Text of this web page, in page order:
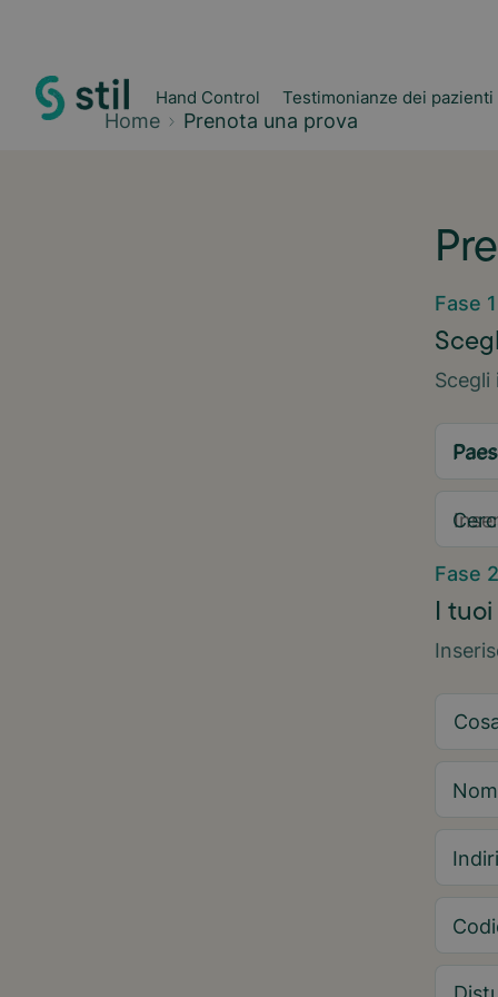
Hand Control Testimonianze dei pazienti
Home Prenota una prova
Fase 1
Fase 2
I